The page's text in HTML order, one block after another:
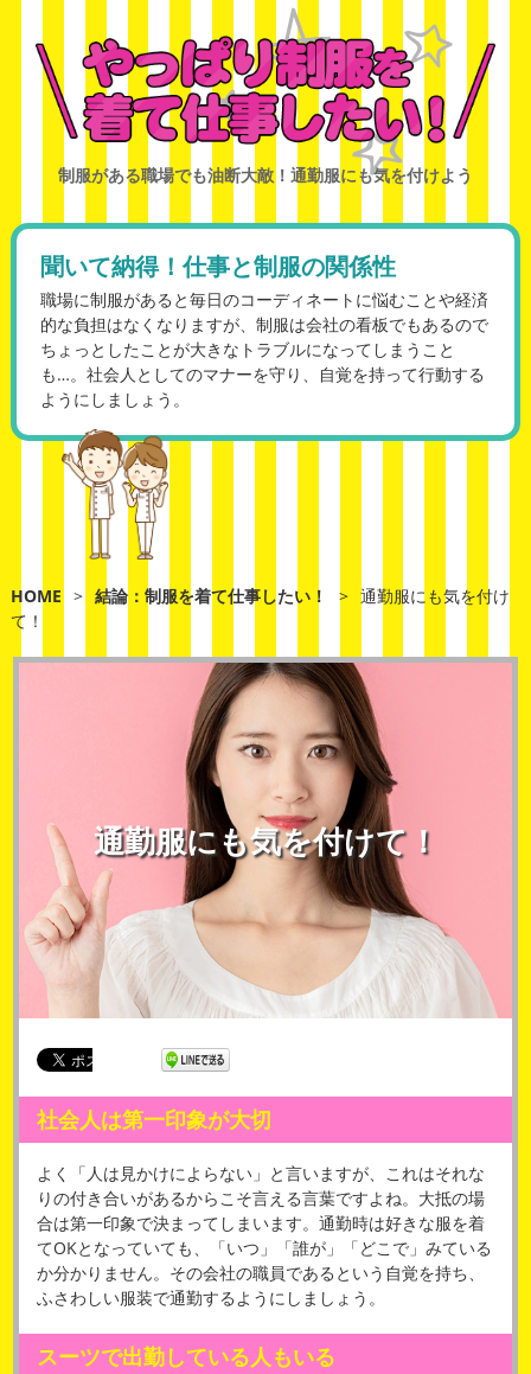
制服がある職場でも油断大敵！通勤服にも気を付けよう
聞いて納得！仕事と制服の関係性
職場に制服があると毎日のコーディネートに悩むことや経済
的な負担はなくなりますが、制服は会社の看板でもあるので
ちょっとしたことが大きなトラブルになってしまうこと
も…。社会人としてのマナーを守り、自覚を持って行動する
ようにしましょう。
HOME > 結論：制服を着て仕事したい！ > 通勤服にも気を付け
て！
通勤服にも気を付けて！
社会人は第一印象が大切
よく「人は見かけによらない」と言いますが、これはそれな
りの付き合いがあるからこそ言える言葉ですよね。大抵の場
合は第一印象で決まってしまいます。通勤時は好きな服を着
てOKとなっていても、「いつ」「誰が」「どこで」みている
か分かりません。その会社の職員であるという自覚を持ち、
ふさわしい服装で通勤するようにしましょう。
スーツで出勤している人もいる